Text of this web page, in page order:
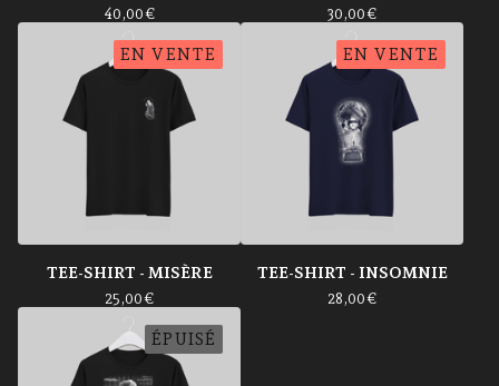
40,00€ 30,00€
EN VENTE
TEE-SHIRT - MISÈRE
25,00€
EN VENTE
TEE-SHIRT - INSOMNIE
28,00€
ÉPUISÉ